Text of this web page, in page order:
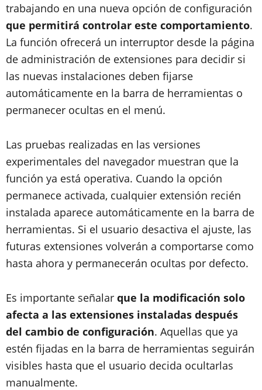
trabajando en una nueva opción de configuración
que permitirá controlar este comportamiento.
La función ofrecerá un interruptor desde la página
de administración de extensiones para decidir si
las nuevas instalaciones deben fijarse
automáticamente en la barra de herramientas o
permanecer ocultas en el menú.
Las pruebas realizadas en las versiones
experimentales del navegador muestran que la
función ya está operativa. Cuando la opción
permanece activada, cualquier extensión recién
instalada aparece automáticamente en la barra de
herramientas. Si el usuario desactiva el ajuste, las
futuras extensiones volverán a comportarse como
hasta ahora y permanecerán ocultas por defecto.
Es importante señalar que la modificación solo
afecta a las extensiones instaladas después
del cambio de configuración. Aquellas que ya
estén fijadas en la barra de herramientas seguirán
visibles hasta que el usuario decida ocultarlas
manualmente.